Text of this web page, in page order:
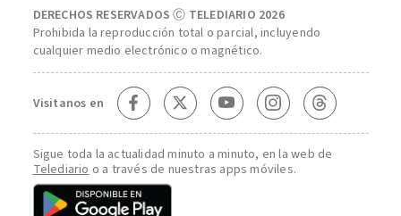
DERECHOS RESERVADOS Ⓒ TELEDIARIO 2026
Prohibida la reproducción total o parcial, incluyendo
cualquier medio electrónico o magnético.
Visitanos en
Sigue toda la actualidad minuto a minuto, en la web de
Telediario o a través de nuestras apps móviles.